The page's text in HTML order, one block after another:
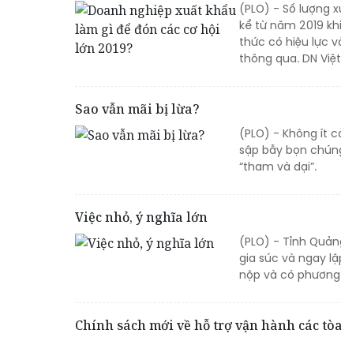
(PLO) - Số lượng
kể từ năm 2019
thức có hiệu lực
thông qua. DN
Sao vẫn mãi bị lừa?
(PLO) - Không ít
sập bẫy bọn
“tham và dại”.
Việc nhỏ, ý nghĩa lớn
(PLO) - Tỉnh
gia súc và ngay
nộp và có
Chính sách mới về hỗ trợ vận hành các